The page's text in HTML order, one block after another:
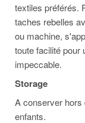
textiles préférés.
taches rebelles
ou machine,
toute facilité pour
impeccable.
Storage
A conserver hors
enfants.